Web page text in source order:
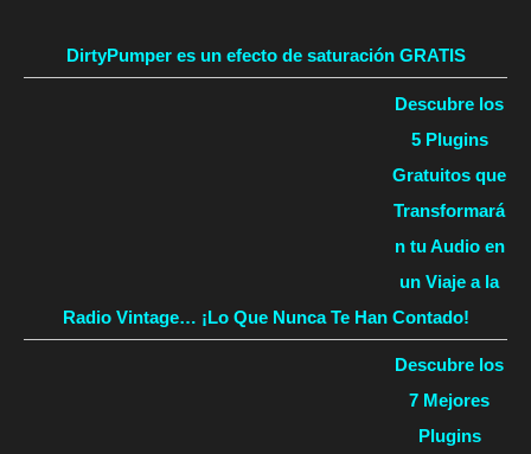
DirtyPumper es un efecto de saturación GRATIS
Descubre los
5 Plugins
Gratuitos que
Transformará
n tu Audio en
un Viaje a la
Radio Vintage… ¡Lo Que Nunca Te Han Contado!
Descubre los
7 Mejores
Plugins